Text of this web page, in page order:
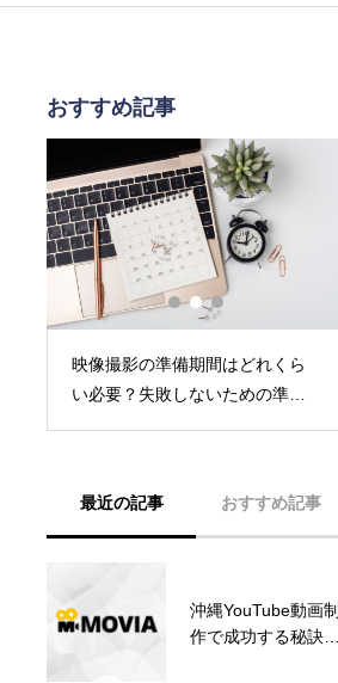
おすすめ記事
映像撮影の準備期間はどれくら
い必要？失敗しないための準備
最近の記事 おすすめ記事
沖縄YouTube動画制
作で成功する秘訣と
沖縄発！効果的な
YouTube動画制作と